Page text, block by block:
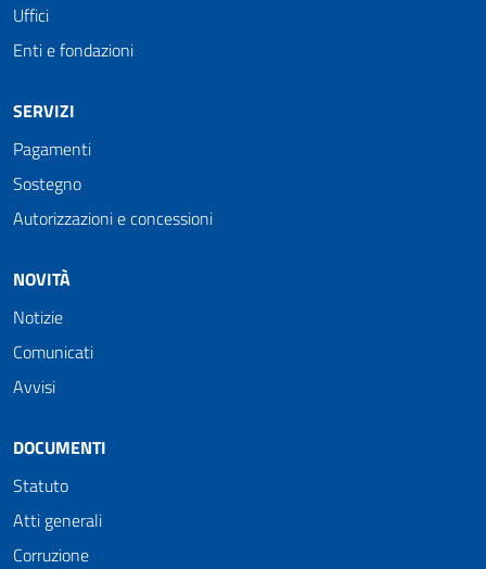
Uffici
Enti e fondazioni
SERVIZI
Pagamenti
Sostegno
Autorizzazioni e concessioni
NOVITÀ
Notizie
Comunicati
Avvisi
DOCUMENTI
Statuto
Atti generali
Corruzione